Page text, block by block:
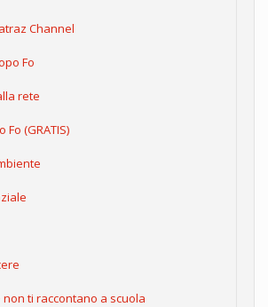
Channel
Fo
rete
Fo (GRATIS)
non ti raccontano a scuola